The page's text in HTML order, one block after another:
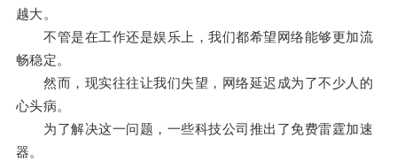
越大。
不管是在工作还是娱乐上，我们都希望网络能够更加流
畅稳定。
然而，现实往往让我们失望，网络延迟成为了不少人的
心头病。
为了解决这一问题，一些科技公司推出了免费雷霆加速
器。